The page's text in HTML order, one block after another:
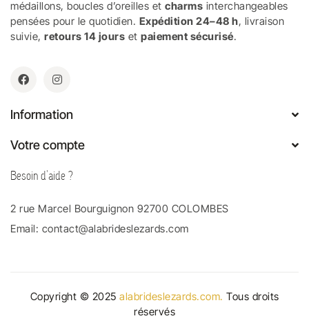
médaillons, boucles d’oreilles et charms interchangeables
pensées pour le quotidien. Expédition 24–48 h, livraison
suivie, retours 14 jours et paiement sécurisé.
Information
Votre compte
Besoin d'aide ?
2 rue Marcel Bourguignon 92700 COLOMBES
Email: contact@alabrideslezards.com
Copyright © 2025 alabrideslezards.com. Tous droits
réservés